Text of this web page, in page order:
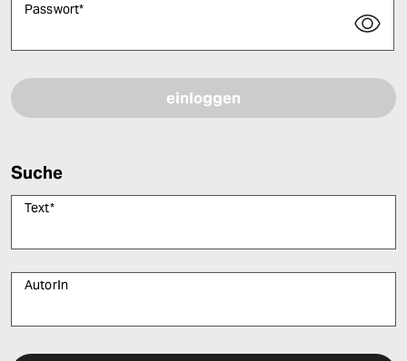
Passwort*
Suche
Text*
AutorIn